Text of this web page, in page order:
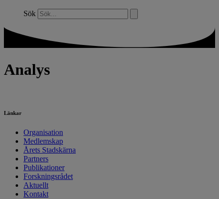
Sök
Analys
Länkar
Organisation
Medlemskap
Årets Stadskärna
Partners
Publikationer
Forskningsrådet
Aktuellt
Kontakt